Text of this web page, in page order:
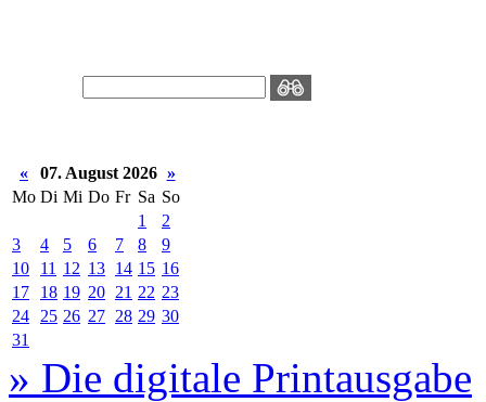
« 07. August 2026 »
Mo Di Mi Do Fr Sa So
1
2
3
4 5 6 7 8
9
10
11 12 13 14 15 16
17
18 19 20 21 22 23
24
25 26 27 28 29 30
31
» Die digitale Printausgabe